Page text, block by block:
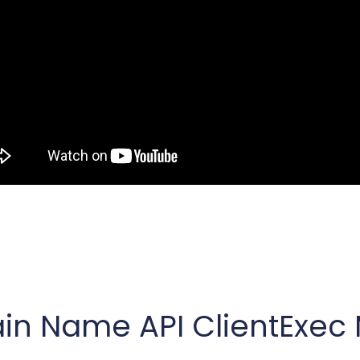
Name API ClientExec